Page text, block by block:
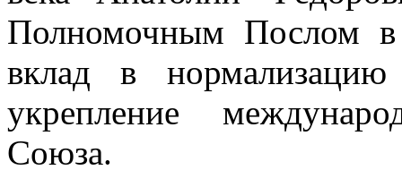
Полномочным Послом в
вклад в
укрепление
Союза.